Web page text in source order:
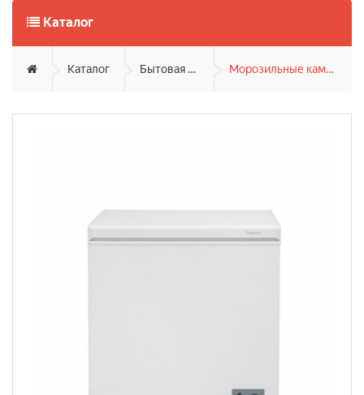
Каталог
Каталог Бытовая техника Морозильные камеры и лари